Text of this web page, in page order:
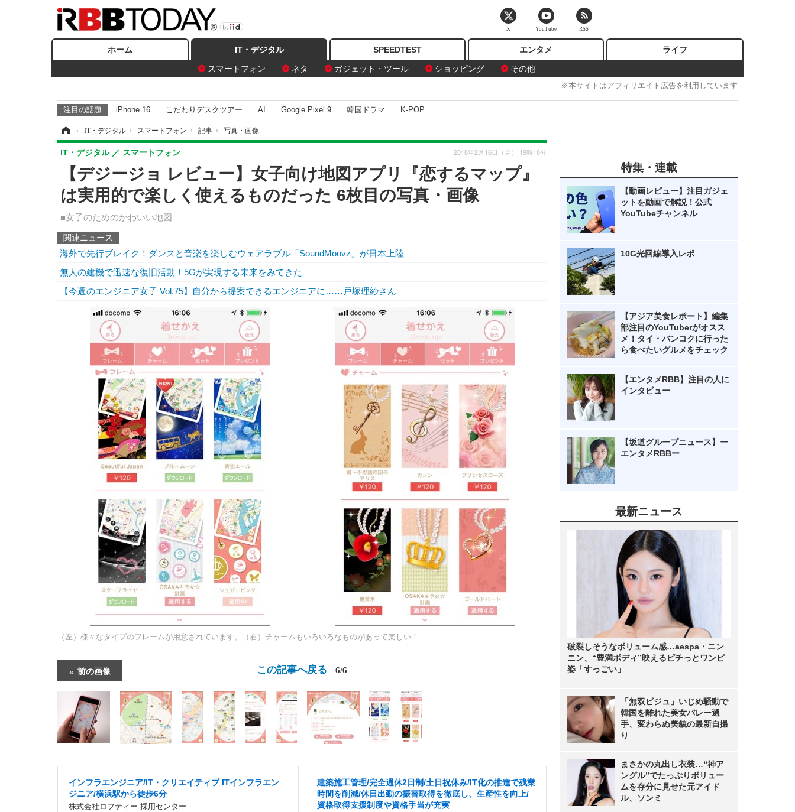
ホーム
IT・デジタル
スマートフォン
ネタ ガジェット・ツール ショッピング その他
SPEEDTEST エンタメ ライフ
※本サイトはアフィリエイト広告を利用しています
注目の話題 iPhone 16 こだわりデスクツアー AI Google Pixel 9 韓国ドラマ K-POP
› IT・デジタル › スマートフォン › 記事 › 写真・画像
【デジージョ レビュー】女子向け地図アプリ『恋するマップ』
は実用的で楽しく使えるものだった 6枚目の写真・画像
■女子のためのかわいい地図
IT・デジタル スマートフォン 2018年2月16日（金） 19時18分
関連ニュース
海外で先行ブレイク！ダンスと音楽を楽しむウェアラブル「SoundMoovz」が日本上陸
無人の建機で迅速な復旧活動！5Gが実現する未来をみてきた
【今週のエンジニア女子 Vol.75】自分から提案できるエンジニアに……戸塚理紗さん
（左）様々なタイプのフレームが用意されています。（右）チャームもいろいろなものがあって楽しい！
前の画像 この記事へ戻る 6/6
インフラエンジニア/IT・クリエイティブ ITインフラエン
ジニア/横浜駅から徒歩6分
株式会社ロフティー 採用センター
建築施工管理/完全週休2日制/土日祝休み/IT化の推進で残業
時間を削減/休日出勤の振替取得を徹底し、生産性を向上/
資格取得支援制度や資格手当が充実
特集・連載
【動画レビュー】注目ガジェ
ットを動画で解説！公式
YouTubeチャンネル
10G光回線導入レポ
【アジア美食レポート】編集
部注目のYouTuberがオスス
メ！タイ・バンコクに行った
ら食べたいグルメをチェック
【エンタメRBB】注目の人に
インタビュー
【坂道グループニュース】ー
エンタメRBBー
最新ニュース
破裂しそうなボリューム感…aespa・ニン
ニン、“豊満ボディ”映えるピチっとワンピ
姿「すっごい」
「無双ビジュ」いじめ騒動で
韓国を離れた美女バレー選
手、変わらぬ美貌の最新自撮
り
まさかの丸出し衣装…“神ア
ングル”でたっぷりボリュー
ムを存分に見せた元アイド
ル、ソンミ
X YouTube RSS